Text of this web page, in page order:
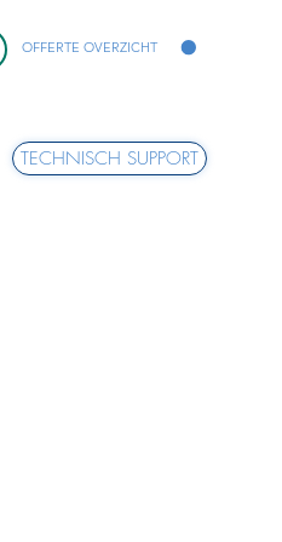
OFFERTE OVERZICHT
TECHNISCH SUPPORT